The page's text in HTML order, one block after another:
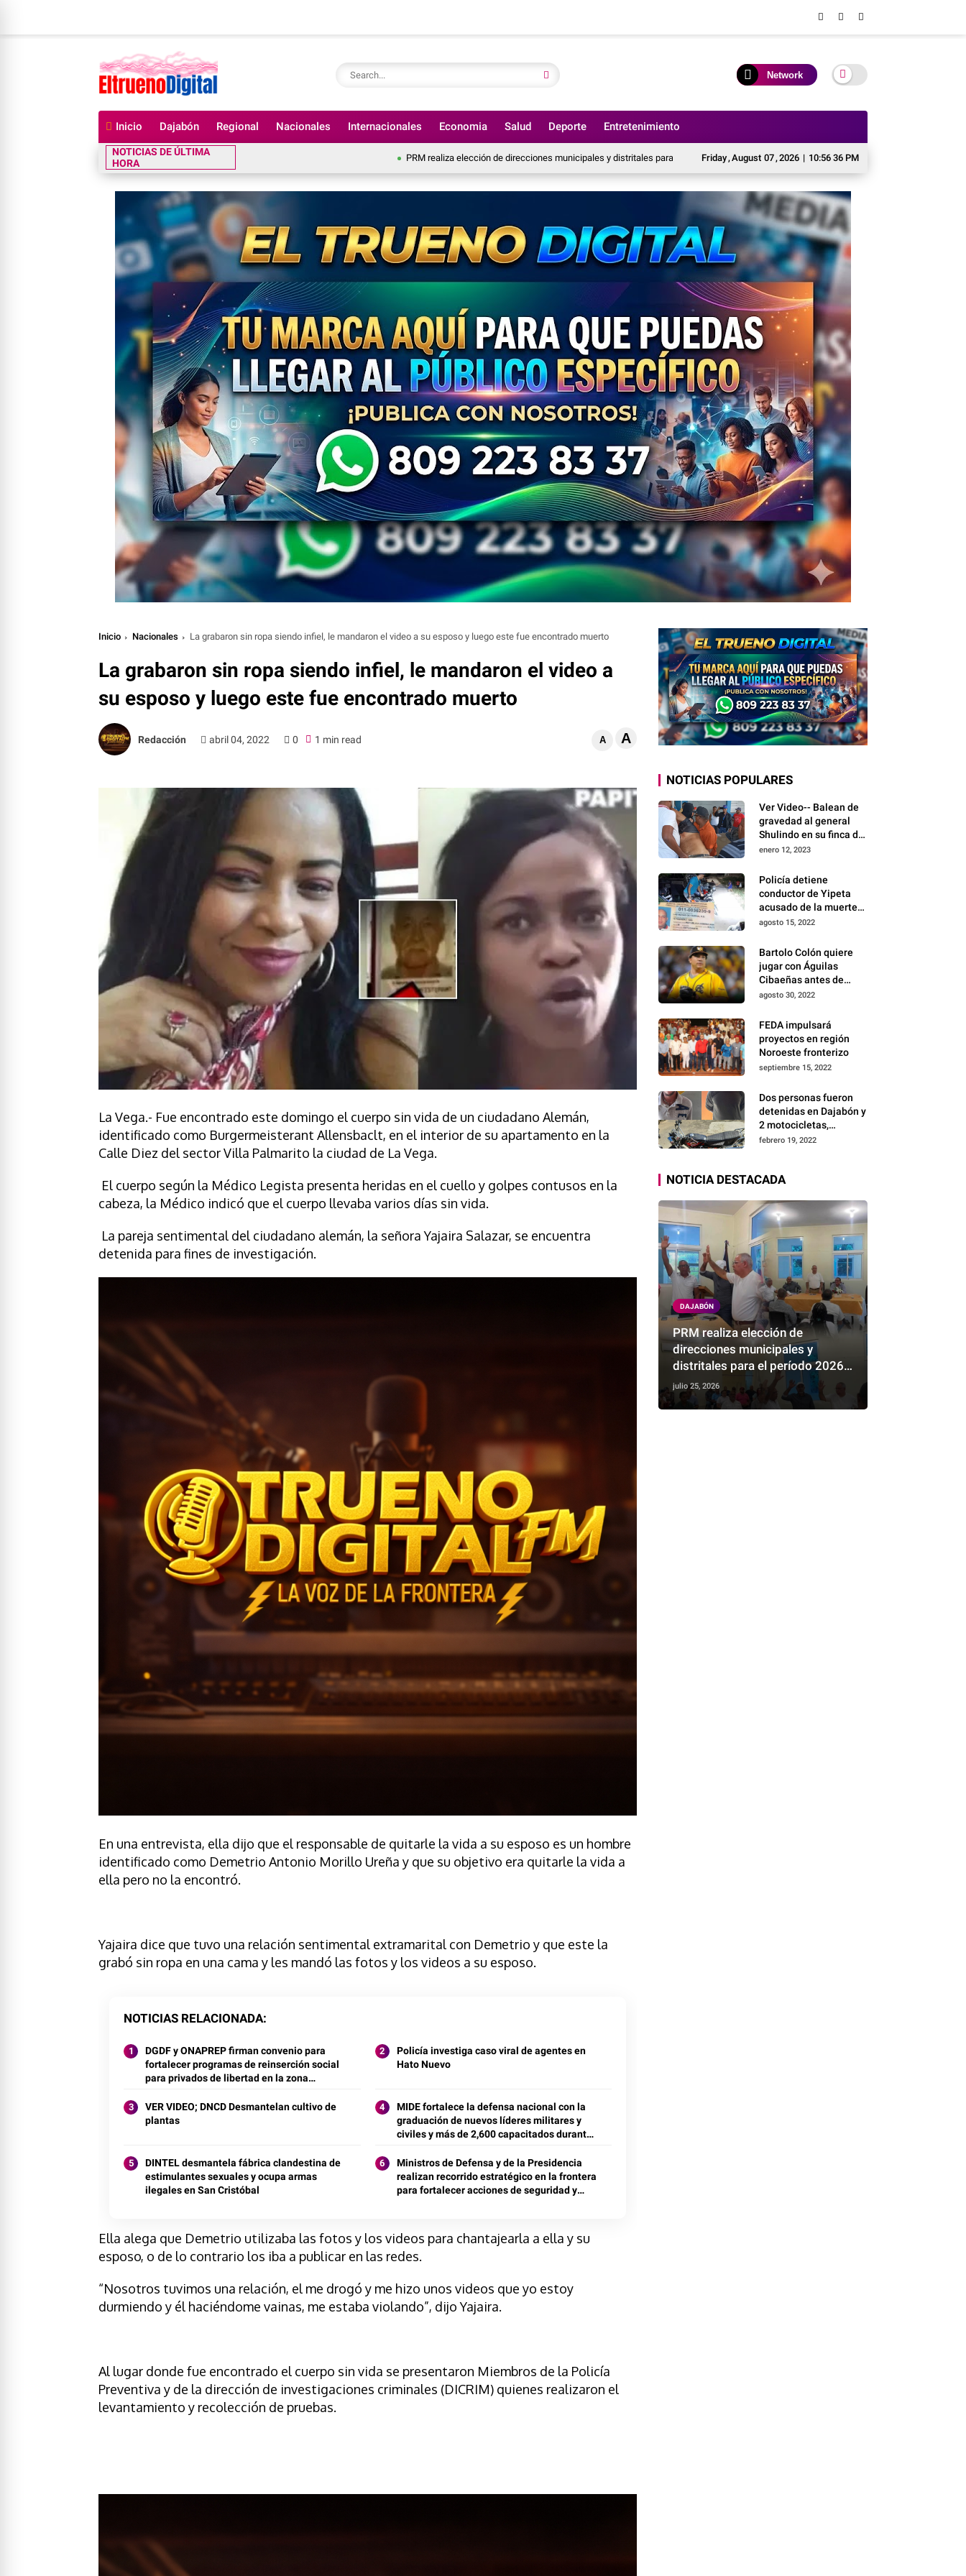
Network
Inicio Dajabón Regional Nacionales Internacionales Economia Salud Deporte Entretenimiento
Friday,August 07,2026 | 10:56 38 PM
NOTICIAS DE ÚLTIMA
HORA
PRM realiza elección de direcciones municipales y distritales para el período 2026-2028 Llamado urgente al Ministerio de Salud Pública y al Servicio
Inicio Nacionales La grabaron sin ropa siendo infiel, le mandaron el video a su esposo y luego este fue encontrado muerto
La grabaron sin ropa siendo infiel, le mandaron el video a
su esposo y luego este fue encontrado muerto
Redacción abril 04, 2022 0 1 min read A A
La Vega.- Fue encontrado este domingo el cuerpo sin vida de un ciudadano Alemán,
identificado como Burgermeisterant Allensbaclt, en el interior de su apartamento en la
Calle Diez del sector Villa Palmarito la ciudad de La Vega.
El cuerpo según la Médico Legista presenta heridas en el cuello y golpes contusos en la
cabeza, la Médico indicó que el cuerpo llevaba varios días sin vida.
La pareja sentimental del ciudadano alemán, la señora Yajaira Salazar, se encuentra
detenida para fines de investigación.
En una entrevista, ella dijo que el responsable de quitarle la vida a su esposo es un hombre
identificado como Demetrio Antonio Morillo Ureña y que su objetivo era quitarle la vida a
ella pero no la encontró.
Yajaira dice que tuvo una relación sentimental extramarital con Demetrio y que este la
grabó sin ropa en una cama y les mandó las fotos y los videos a su esposo.
NOTICIAS RELACIONADA
DGDF y ONAPREP firman convenio para
fortalecer programas de reinserción social
para privados de libertad en la zona
Policía investiga caso viral de agentes en
Hato Nuevo
VER VIDEO; DNCD Desmantelan cultivo de
plantas
MIDE fortalece la defensa nacional con la
graduación de nuevos líderes militares y
civiles y más de 2,600 capacitados durante
DINTEL desmantela fábrica clandestina de
estimulantes sexuales y ocupa armas
ilegales en San Cristóbal
Ministros de Defensa y de la Presidencia
realizan recorrido estratégico en la frontera
para fortalecer acciones de seguridad y
Ella alega que Demetrio utilizaba las fotos y los videos para chantajearla a ella y su
esposo, o de lo contrario los iba a publicar en las redes.
“Nosotros tuvimos una relación, el me drogó y me hizo unos videos que yo estoy
durmiendo y él haciéndome vainas, me estaba violando”, dijo Yajaira.
Al lugar donde fue encontrado el cuerpo sin vida se presentaron Miembros de la Policía
Preventiva y de la dirección de investigaciones criminales (DICRIM) quienes realizaron el
levantamiento y recolección de pruebas.
NOTICIAS POPULARES
Ver Video-- Balean de
gravedad al general
Shulindo en su finca de
Dajabón
enero 12, 2023
Policía detiene
conductor de Yipeta
acusado de la muerte
de mujer embarazada
agosto 15, 2022
Bartolo Colón quiere
jugar con Águilas
Cibaeñas antes de
retirarse
agosto 30, 2022
FEDA impulsará
proyectos en región
Noroeste fronterizo
septiembre 15, 2022
Dos personas fueron
detenidas en Dajabón y
2 motocicletas,
probablemente
febrero 19, 2022
NOTICIA DESTACADA
DAJABÓN
PRM realiza elección de
direcciones municipales y
distritales para el período 2026-
2028
julio 25, 2026